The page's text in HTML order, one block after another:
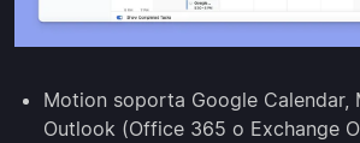
Motion soporta Google Calendar,
Outlook (Office 365 o Exchange